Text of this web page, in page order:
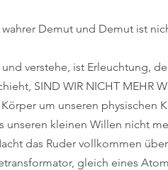
Demut und Demut ist
verstehe, ist Erleuchtung,
SIND WIR NICHT MEHR
um unseren physischen
kleinen Willen nicht
das Ruder vollkommen
gleich eines